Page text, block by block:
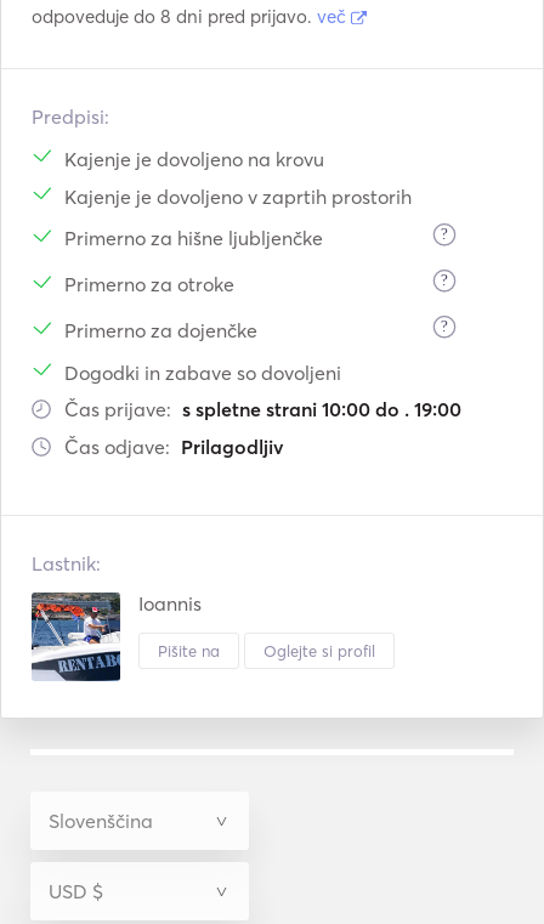
odpoveduje do 8 dni pred prijavo. več
Predpisi:
Kajenje je dovoljeno na krovu
Kajenje je dovoljeno v zaprtih prostorih
Primerno za hišne ljubljenčke
?
Primerno za otroke ?
Primerno za dojenčke ?
Dogodki in zabave so dovoljeni
Čas prijave: s spletne strani 10:00 do . 19:00
Čas odjave: Prilagodljiv
Lastnik:
Ioannis
Pišite na Oglejte si profil